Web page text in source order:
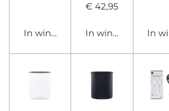
In winkelwagen
€ 42,95
In winkelwagen
In